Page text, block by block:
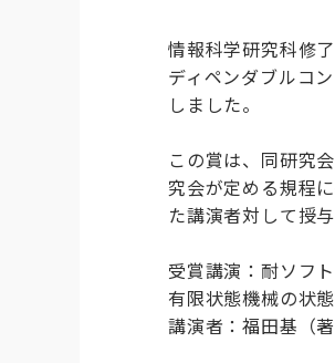
情報科学研究科修
ディペンダブルコ
しました。
この賞は、同研究
究会が定める規程
た講演者対して授
受賞講演：耐ソフ
有限状態機械の状
講演者：福田基（